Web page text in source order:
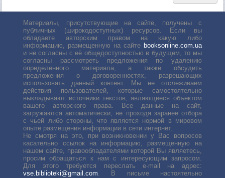
Материалы, присутствующие на сайте, получены с
публичных (широкодоступных) ресурсов. Если вы
обладаете авторским правом на какую либо
информацию, размещенную на сайте booksonline.com.ua
и не согласны с её общедоступностью в будущем, то мы
согласны рассмотреть предложения по удалению
определенного материала, а также обсудить
предложения о договоренностях, разрешающих
использовать данный контент. Мы не отслеживаем
действия пользователей, которые самостоятельно
выкладывают источники текстов, являющиеся объектом
вашего авторского права. Все данные на сайт,
загружаются автоматически, не проходя заранее отбора
с чьей либо стороны, что является нормой в мировом
опыте размещения информации в сети интернет.
Не смотря на это, при возникновении у Вас вопросов
касательно ссылок на информацию, размещенную на
нашем сайте, правообладателями которой Вы являетесь,
просим обращаться к нам с интересующим запросом.
Для этого требуется переслать е-mail на адрес:
vse.biblioteki@gmail.com. В письме настоятельно